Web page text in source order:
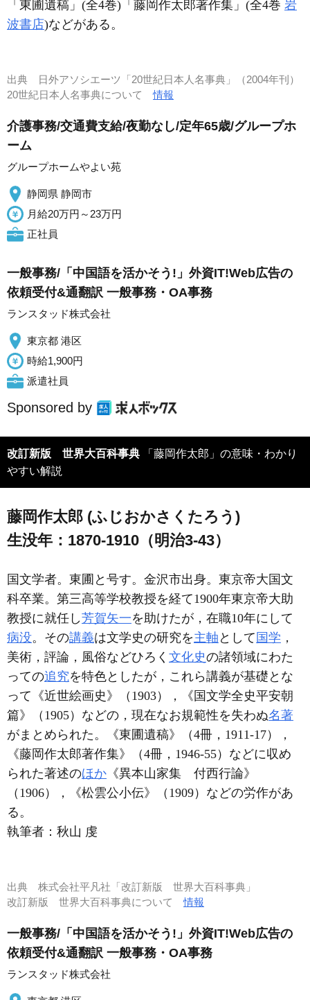
「東圃遺稿」(全4巻)「藤岡作太郎著作集」(全4巻 岩
波書店)などがある。
出典
日外アソシエーツ「20世紀日本人名事典」（2004年刊）
20世紀日本人名事典について情報
介護事務/交通費支給/夜勤なし/定年65歳/グループホ
ーム
グループホームやよい苑
静岡県 静岡市
月給20万円～23万円
正社員
一般事務/「中国語を活かそう!」外資IT!Web広告の
依頼受付&通翻訳 一般事務・OA事務
ランスタッド株式会社
東京都 港区
時給1,900円
派遣社員
Sponsored by
改訂新版 世界大百科事典 「藤岡作太郎」の意味・わかり
やすい解説
藤岡作太郎 (ふじおかさくたろう)
生没年：1870-1910（明治3-43）
国文学者。東圃と号す。金沢市出身。東京帝大国文
科卒業。第三高等学校教授を経て1900年東京帝大助
教授に就任し芳賀矢一を助けたが，在職10年にして
病没。その講義は文学史の研究を主軸 として 国学 ，
美術，評論，風俗などひろく 文化史の諸領域にわた
っての追究を特色としたが，これら講義が基礎とな
って《近世絵画史》（1903），《国文学全史平安朝
篇》（1905）などの，現在なお規範性を失わぬ名著
がまとめられた。《東圃遺稿》（4冊，1911-17），
《藤岡作太郎著作集》（4冊，1946-55）などに収め
られた著述のほか 《異本山家集 付西行論》
（1906），《松雲公小伝》（1909）などの労作があ
る。
執筆者： 秋山 虔
出典 株式会社平凡社「改訂新版 世界大百科事典」
改訂新版 世界大百科事典について情報
一般事務/「中国語を活かそう!」外資IT!Web広告の
依頼受付&通翻訳 一般事務・OA事務
ランスタッド株式会社